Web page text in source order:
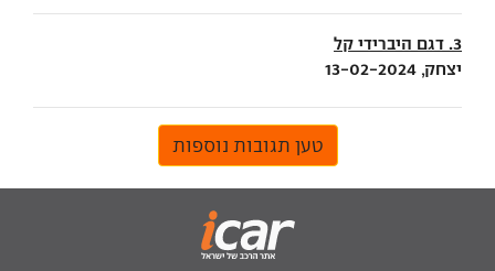
3. דגם היברידי קל
יצחק, 13-02-2024
טען תגובות נוספות